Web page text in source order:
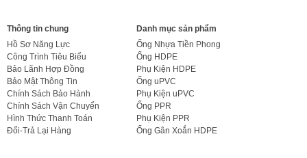
Thông tin chung
Hồ Sơ Năng Lực
Công Trình Tiêu Biểu
Bảo Lãnh Hợp Đồng
Bảo Mật Thông Tin
Chính Sách Bảo Hành
Chính Sách Vận Chuyển
Hình Thức Thanh Toán
Đổi-Trả Lại Hàng
Danh mục sản phẩm
Ống Nhựa Tiền Phong
Ống HDPE
Phụ Kiện HDPE
Ống uPVC
Phụ Kiện uPVC
Ống PPR
Phụ Kiện PPR
Ống Gân Xoắn HDPE